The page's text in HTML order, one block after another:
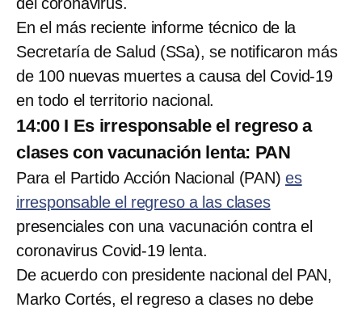
En el más reciente informe técnico de la
Secretaría de Salud (SSa), se notificaron más
de 100 nuevas muertes a causa del Covid-19
en todo el territorio nacional.
14:00 I Es irresponsable el regreso a
clases con vacunación lenta: PAN
Para el Partido Acción Nacional (PAN) es
irresponsable el regreso a las clases
presenciales con una vacunación contra el
coronavirus Covid-19 lenta.
De acuerdo con presidente nacional del PAN,
Marko Cortés, el regreso a clases no debe